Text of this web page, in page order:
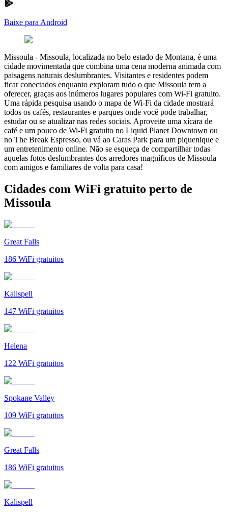
Baixe para Android
Missoula - Missoula, localizada no belo estado de Montana, é uma
cidade movimentada que combina uma cena moderna animada com
paisagens naturais deslumbrantes. Visitantes e residentes podem
ficar conectados enquanto exploram tudo o que Missoula tem a
oferecer, graças aos inúmeros lugares populares com Wi-Fi gratuito.
Uma rápida pesquisa usando o mapa de Wi-Fi da cidade mostrará
todos os cafés, restaurantes e parques onde você pode trabalhar,
estudar ou se atualizar nas redes sociais. Aproveite uma xícara de
café e um pouco de Wi-Fi gratuito no Liquid Planet Downtown ou
no The Break Espresso, ou vá ao Caras Park para um piquenique e
um entretenimento online. Não se esqueça de compartilhar todas
aquelas fotos deslumbrantes dos arredores magníficos de Missoula
com amigos e familiares de volta para casa!
Cidades com WiFi gratuito perto de
Missoula
Great Falls
186 WiFi gratuitos
Kalispell
147 WiFi gratuitos
Helena
122 WiFi gratuitos
Spokane Valley
109 WiFi gratuitos
Great Falls
186 WiFi gratuitos
Kalispell